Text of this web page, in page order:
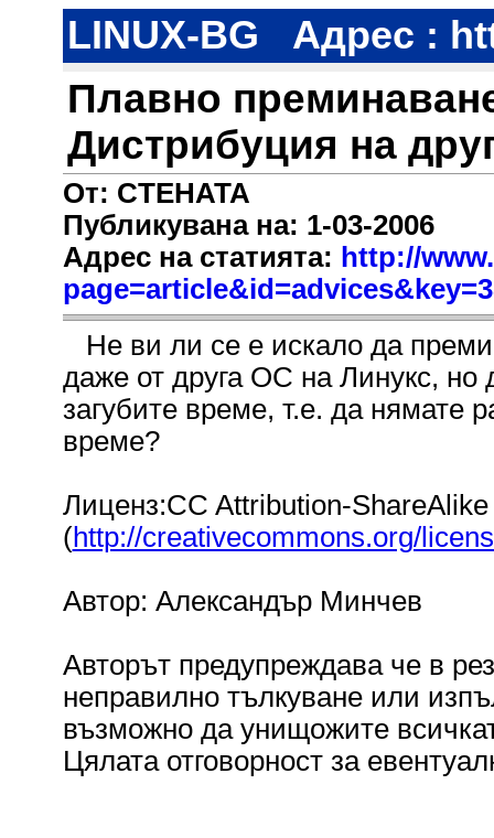
LINUX-BG Адрес :
Плавно
Дистрибуция на
От: CTEHATA
Публикувана на: 1-03-2006
Адрес на статията: http://
Не ви ли се е искало да
даже от друга ОС на Линукс, но
загубите време, т.е. да нямате
време?
Лиценз:CC Attribution-ShareAlike
(http://creativecommons.org/
Автор: Александър Минчев
Авторът предупреждава че в
неправилно тълкуване или
възможно да унищожите
Цялата отговорност за